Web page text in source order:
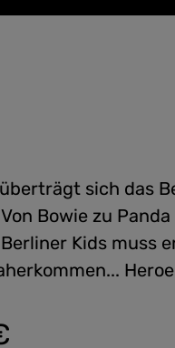
sich das
Bowie zu
Kids muss